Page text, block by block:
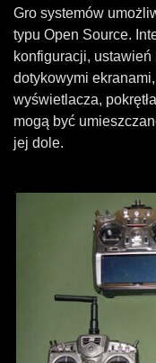
Gro systemów
typu Open Source.
konfiguracji,
dotykowymi
wyświetlacza,
mogą być
jej dole.